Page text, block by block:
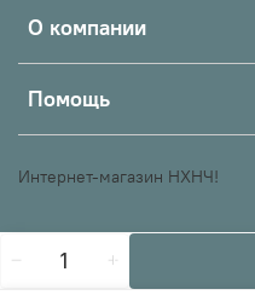
О компании
Помощь
Интернет-магазин НХНЧ!